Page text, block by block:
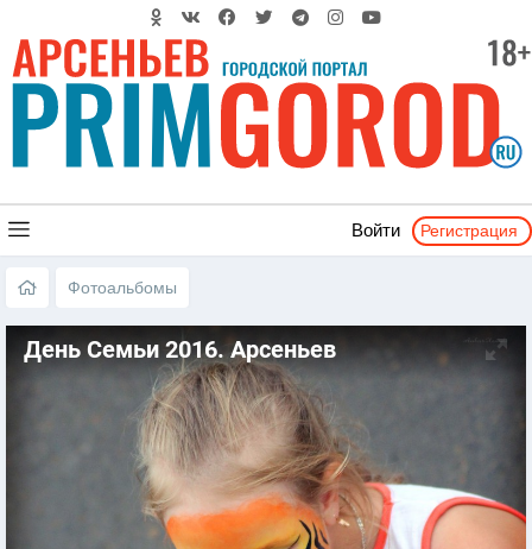
Войти Регистрация
Фотоальбомы
День Семьи 2016. Арсеньев